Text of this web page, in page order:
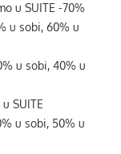
u SUITE -70%
u sobi, 60% u
u sobi, 40% u
SUITE
u sobi, 50% u